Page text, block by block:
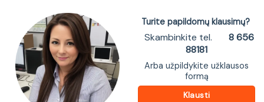
Turite papildomų klausimų?
Skambinkite tel.
8 656
88181
Arba užpildykite užklausos
formą
Klausti